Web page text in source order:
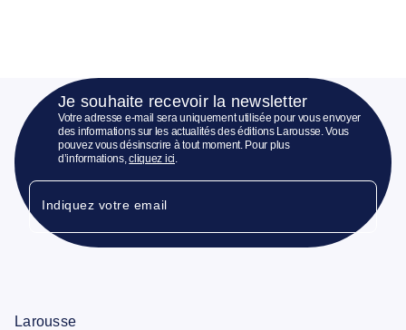
Je souhaite recevoir la newsletter
Votre adresse e-mail sera uniquement utilisée pour vous envoyer
des informations sur les actualités des éditions Larousse. Vous
pouvez vous désinscrire à tout moment. Pour plus
d’informations,cliquez ici.
Indiquez votre email
Larousse